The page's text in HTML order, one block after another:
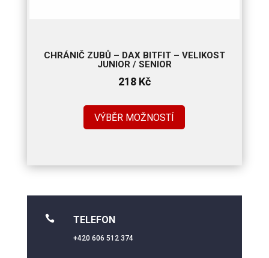
CHRÁNIČ ZUBŮ – DAX BITFIT – VELIKOST
JUNIOR / SENIOR
218 Kč
VÝBĚR MOŽNOSTÍ
 TELEFON
+420 606 512 374